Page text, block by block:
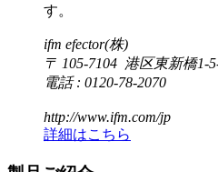
す。
ifm efector(株)
〒 105-7104 港区東新橋1-
電話 : 0120-78-2070
http://www.ifm.com/jp
詳細はこちら